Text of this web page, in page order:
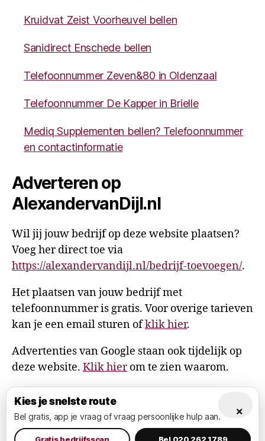
Kruidvat Zeist Voorheuvel bellen
Sanidirect Enschede bellen
Telefoonnummer Zeven&80 in Oldenzaal
Telefoonnummer De Kapper in Brielle
Mediq Supplementen bellen? Telefoonnummer
en contactinformatie
Adverteren op
AlexandervanDijl.nl
Wil jij jouw bedrijf op deze website plaatsen?
Voeg her direct toe via
https://alexandervandijl.nl/bedrijf-toevoegen/.
Het plaatsen van jouw bedrijf met
telefoonnummer is gratis. Voor overige tarieven
kan je een email sturen ofklik hier.
Advertenties van Google staan ook tijdelijk op
deze website. Klik hierom te zien waarom.
© 2026AlexandervanDijl.nl
Omhoog
×
Kies je snelste route
Bel gratis, app je vraag of vraag persoonlijke hulp aan.
Gratis bedrijfsscan Bel 020 262 1789